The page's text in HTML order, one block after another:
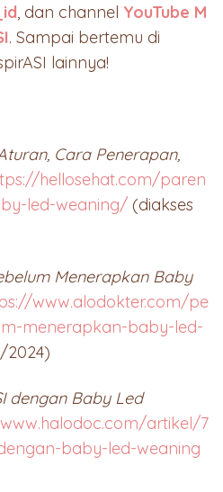
, dan channel YouTube M
. Sampai bertemu di
lainnya!
Cara Penerapan,
hellosehat.com/paren
led-weaning/ (diakses
Menerapkan Baby
www.alodokter.com/pe
menerapkan-baby-led-
2024)
dengan Baby Led
artikel/7
baby-led-weaning